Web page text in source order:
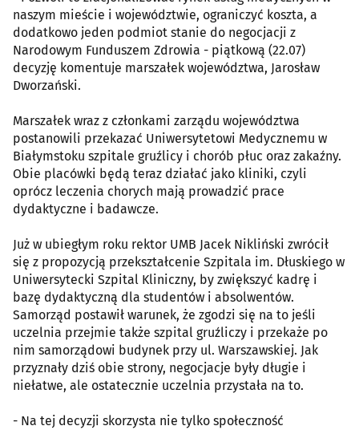
naszym mieście i województwie, ograniczyć koszta, a
dodatkowo jeden podmiot stanie do negocjacji z
Narodowym Funduszem Zdrowia - piątkową (22.07)
decyzję komentuje marszałek województwa, Jarosław
Dworzański.
Marszałek wraz z członkami zarządu województwa
postanowili przekazać Uniwersytetowi Medycznemu w
Białymstoku szpitale gruźlicy i chorób płuc oraz zakaźny.
Obie placówki będą teraz działać jako kliniki, czyli
oprócz leczenia chorych mają prowadzić prace
dydaktyczne i badawcze.
Już w ubiegłym roku rektor UMB Jacek Nikliński zwrócił
się z propozycją przekształcenie Szpitala im. Dłuskiego w
Uniwersytecki Szpital Kliniczny, by zwiększyć kadrę i
bazę dydaktyczną dla studentów i absolwentów.
Samorząd postawił warunek, że zgodzi się na to jeśli
uczelnia przejmie także szpital gruźliczy i przekaże po
nim samorządowi budynek przy ul. Warszawskiej. Jak
przyznały dziś obie strony, negocjacje były długie i
niełatwe, ale ostatecznie uczelnia przystała na to.
- Na tej decyzji skorzysta nie tylko społeczność